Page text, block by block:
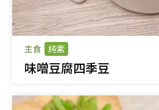
主食 純素
味噌豆腐四季豆